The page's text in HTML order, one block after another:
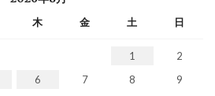
木 金 土 日
1
2
6 7 8 9